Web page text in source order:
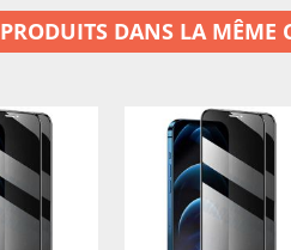
DANS LA MÊME